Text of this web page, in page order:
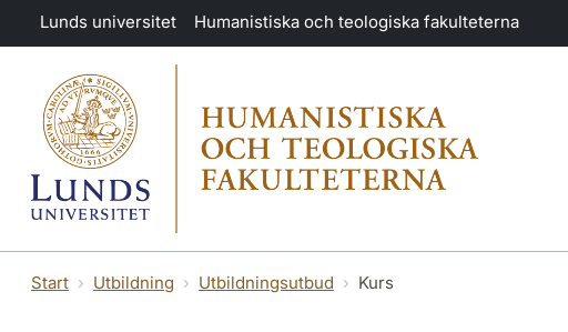
Hoppa till huvudinnehåll
Lunds universitet Humanistiska och teologiska fakulteterna
Start Utbildning Utbildningsutbud Kurs